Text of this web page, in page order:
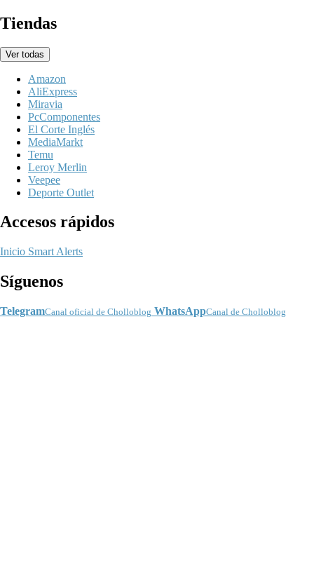
Tiendas
Ver todas
Amazon
AliExpress
Miravia
PcComponentes
El Corte Inglés
MediaMarkt
Temu
Leroy Merlin
Veepee
Deporte Outlet
Accesos rápidos
Inicio Smart Alerts
Síguenos
TelegramCanal oficial de Cholloblog WhatsAppCanal de Cholloblog